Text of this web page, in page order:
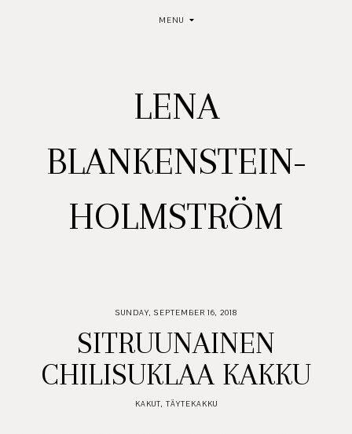
MENU
LENA
BLANKENSTEIN-
HOLMSTRÖM
SUNDAY, SEPTEMBER 16, 2018
SITRUUNAINEN
CHILISUKLAA KAKKU
KAKUT, TÄYTEKAKKU